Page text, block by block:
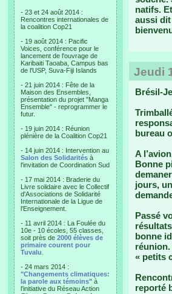
- 23 et 24 août 2014 :
Rencontres internationales de
la coalition Cop21
- 19 août 2014 : Pacific
Voices, conférence pour le
lancement de l'ouvrage de
Karibaiti Taoaba, Campus bas
de l'USP, Suva-Fiji Islands
- 21 juin 2014 : Fête de la
Maison des Ensembles,
présentation du projet "Manga
Ensemble" - reprogrammer le
futur.
- 19 juin 2014 : Réunion
plénière de la Coalition Cop21
- 14 juin 2014 : Intervention au
Salon des Solidarités à
l'invitation de Coordination Sud
- 17 mai 2014 : Braderie du
Livre solidaire avec le Collectif
d'Associations de Solidarité
Internationale de la Ligue de
l'Enseignement.
- 11 avril 2014 : La Foulée du
10e - 10 écoles, 55 classes,
soit près de 2000 élèves de
primaire courent pour
Tuvalu
- 24 mars 2014 :
"Changements climatiques:
la parole aux témoins" à
l'initiative du Réseau Action
natifs.
aussi
Jeudi
Brésil-
bureau
A
Bonne
jours,
Passé
bonne
réunion.
« petits
reporté